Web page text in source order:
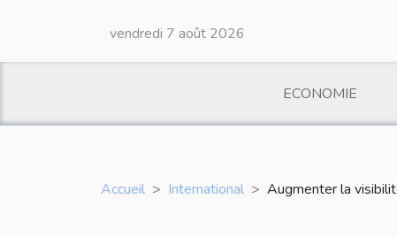
vendredi 7 août 2026
ECONOMIE
Accueil International Augmenter la